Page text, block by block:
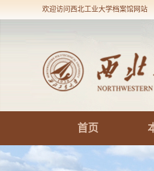
欢迎访问西北工业大学档案馆网站
首页